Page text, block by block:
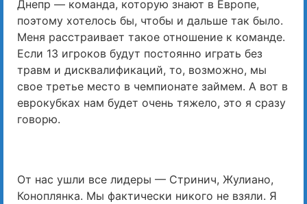
Днепр — команда, которую знают в Европе,
поэтому хотелось бы, чтобы и дальше так было.
Меня расстраивает такое отношение к команде.
Если 13 игроков будут постоянно играть без
травм и дисквалификаций, то, возможно, мы
свое третье место в чемпионате займем. А вот в
еврокубках нам будет очень тяжело, это я сразу
говорю.
От нас ушли все лидеры — Стринич, Жулиано,
Коноплянка. Мы фактически никого не взяли. Я